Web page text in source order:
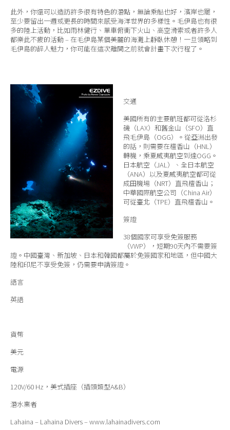
此外，你還可以造訪許多很有特色的潛點，無論乘船也好，濱岸也罷，
至少要留出一週或更長的時間來感受海洋世界的多樣性。毛伊島也有很
多的陸上活動，比如雨林健行、單車俯衝下火山、高空滑索或者許多人
都樂此不疲的活動 – 在毛伊島某個美麗的海灘上靜臥休憩！一旦領略到
毛伊島的醉人魅力，你可能在這次離開之前就會計畫下次行程了。
交通
美國所有的主要航班都可從洛杉
磯（LAX）和舊金山（SFO）直
飛毛伊島（OGG）。從亞洲出發
的話，則需要在檀香山（HNL）
轉機，乘夏威夷航空到達OGG。
日本航空（JAL）、全日本航空
（ANA）以及夏威夷航空都可從
成田機場（NRT）直飛檀香山；
中華國際航空公司（China Air）
可從臺北（TPE）直飛檀香山。
簽證
38個國家可享受免簽服務
（VWP），短期90天內不需要簽
證。中國臺灣、新加坡、日本和韓國都屬於免簽國家和地區，但中國大
陸和印尼不享受免簽，仍需要申請簽證。
語言
英語
貨幣
美元
電源
120V/60 Hz，美式插座（插頭類型A&B）
潛水業者
Lahaina – Lahaina Divers – www.lahainadivers.com